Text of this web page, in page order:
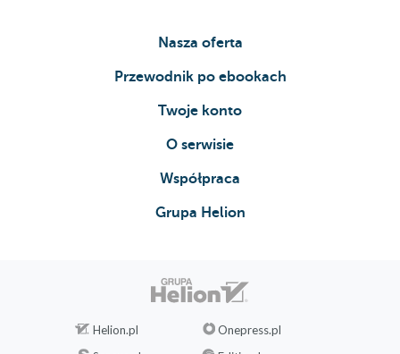
Nasza oferta
Przewodnik po ebookach
Twoje konto
O serwisie
Współpraca
Grupa Helion
Helion.pl
Onepress.pl